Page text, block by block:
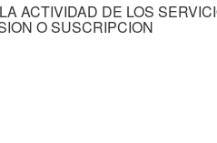
ACTIVIDAD DE LOS
O SUSCRIPCION